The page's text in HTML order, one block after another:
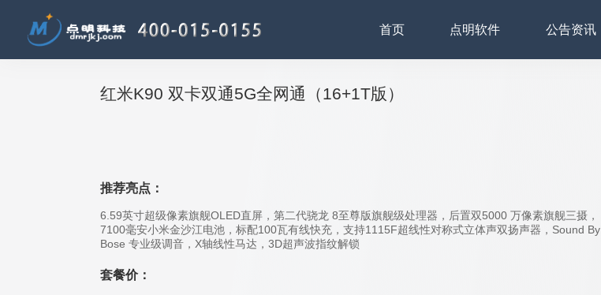
首页 点明软件 公告资讯
红米K90 双卡双通5G全网通（16+1T版）
推荐亮点：
6.59英寸超级像素旗舰OLED直屏，第二代骁龙 8至尊版旗舰级处理器，后置双5000 万像素旗舰三摄，
7100毫安小米金沙江电池，标配100瓦有线快充，支持1115F超线性对称式立体声双扬声器，Sound By
Bose 专业级调音，X轴线性马达，3D超声波指纹解锁
套餐价：